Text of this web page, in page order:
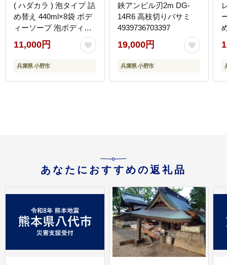
( ハダカラ ) 泡タイプ 詰
め替え 440ml×8袋 ボデ
ィーソープ 泡ボディソ
ープ 泡 日用品 消耗品
バス用品 大容量 いい 匂
い ボディ 保湿 LION ラ
兵庫県 小野市
11,000円
兵庫県 小野市
鋏アンビル刃2m DG-
14R6 高枝切りバサミ
4939736703397
19,000円
兵庫県 小野市
あなたにおすすめの返礼品